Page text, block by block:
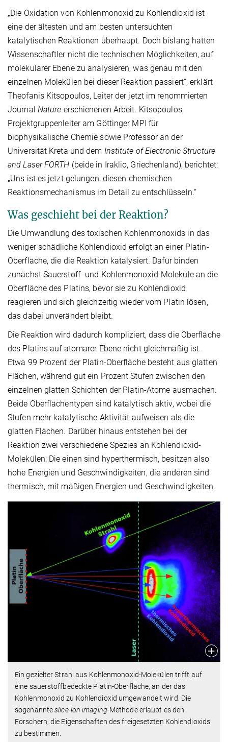
„Die Oxidation von Kohlenmonoxid zu Kohlendioxid ist
eine der ältesten und am besten untersuchten
katalytischen Reaktionen überhaupt. Doch bislang hatten
Wissenschaftler nicht die technischen Möglichkeiten, auf
molekularer Ebene zu analysieren, was genau mit den
einzelnen Molekülen bei dieser Reaktion passiert“, erklärt
Theofanis Kitsopoulos, Leiter der jetzt im renommierten
Journal Nature erschienenen Arbeit. Kitsopoulos,
Projektgruppenleiter am Göttinger MPI für
biophysikalische Chemie sowie Professor an der
Universität Kreta und dem Institute of Electronic Structure
and Laser FORTH (beide in Iraklio, Griechenland), berichtet:
„Uns ist es jetzt gelungen, diesen chemischen
Reaktionsmechanismus im Detail zu entschlüsseln.“
Was geschieht bei der Reaktion?
Die Umwandlung des toxischen Kohlenmonoxids in das
weniger schädliche Kohlendioxid erfolgt an einer Platin-
Oberfläche, die die Reaktion katalysiert. Dafür binden
zunächst Sauerstoff- und Kohlenmonoxid-Moleküle an die
Oberfläche des Platins, bevor sie zu Kohlendioxid
reagieren und sich gleichzeitig wieder vom Platin lösen,
das dabei unverändert bleibt.
Die Reaktion wird dadurch kompliziert, dass die Oberfläche
des Platins auf atomarer Ebene nicht gleichmäßig ist.
Etwa 99 Prozent der Platin-Oberfläche besteht aus glatten
Flächen, während gut ein Prozent Stufen zwischen den
einzelnen glatten Schichten der Platin-Atome ausmachen.
Beide Oberflächentypen sind katalytisch aktiv, wobei die
Stufen mehr katalytische Aktivität aufweisen als die
glatten Flächen. Darüber hinaus entstehen bei der
Reaktion zwei verschiedene Spezies an Kohlendioxid-
Molekülen: Die einen sind hyperthermisch, besitzen also
hohe Energien und Geschwindigkeiten, die anderen sind
thermisch, mit mäßigen Energien und Geschwindigkeiten.
Ein gezielter Strahl aus Kohlenmonoxid-Molekülen trifft auf
eine sauerstoffbedeckte Platin-Oberfläche, an der das
Kohlenmonoxid zu Kohlendioxid umgewandelt wird. Die
sogenannteslice-ion imaging-Methode erlaubt es den
Forschern, die Eigenschaften des freigesetzten Kohlendioxids
zu bestimmen.